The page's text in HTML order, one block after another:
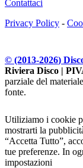
Contattaci
Privacy Policy -
© (2013-2026)
Riviera Disco |
parziale del
fonte.
Utiliziamo i cookie
mostrarti la
“Accetta Tutto”,
tue preferenze. In
impostazioni